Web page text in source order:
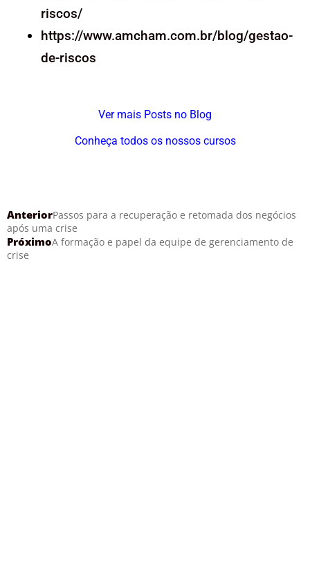
riscos/
https://www.amcham.com.br/blog/gestao-
de-riscos
Ver mais Posts no Blog
Conheça todos os nossos cursos
AnteriorPassos para a recuperação e retomada dos negócios
após uma crise
PróximoA formação e papel da equipe de gerenciamento de
crise